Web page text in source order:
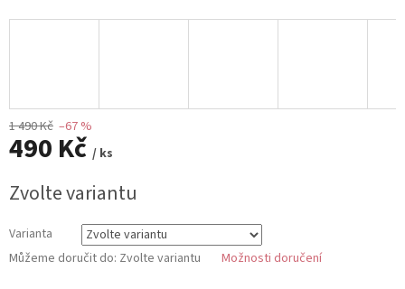
1 490 Kč –67 %
490 Kč / ks
cena:
Zvolte variantu
Varianta
Můžeme doručit do: Zvolte variantu Možnosti doručení